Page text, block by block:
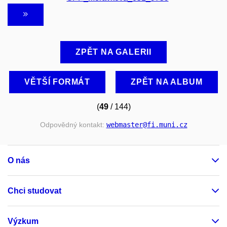
ZPĚT NA GALERII
VĚTŠÍ FORMÁT ZPĚT NA ALBUM
(49/ 144)
Odpovědný kontakt: webmaster@fi.muni.cz
O nás
Chci studovat
Výzkum